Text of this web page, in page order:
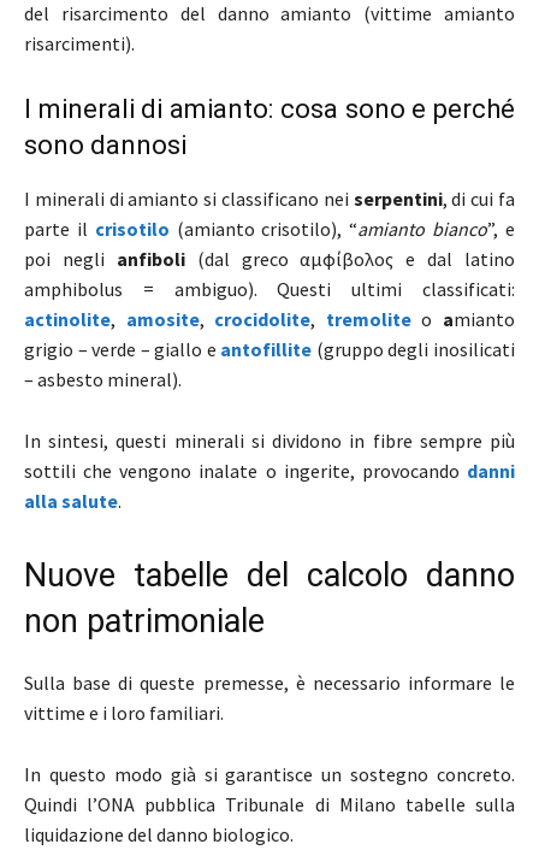
del risarcimento del danno amianto (vittime amianto
risarcimenti).
I minerali di amianto: cosa sono e perché
sono dannosi
I minerali di amianto si classificano nei serpentini, di cui fa
parte il crisotilo (amianto crisotilo), “amianto bianco”, e
poi negli anfiboli(dal greco αμφίβολος e dal latino
amphibolus = ambiguo). Questi ultimi classificati:
actinolite, amosite, crocidolite, tremolite o amianto
grigio – verde – giallo e antofillite (gruppo degli inosilicati
– asbesto mineral).
In sintesi, questi minerali si dividono in fibre sempre più
sottili che vengono inalate o ingerite, provocando danni
alla salute.
Nuove tabelle del calcolo danno
non patrimoniale
Sulla base di queste premesse, è necessario informare le
vittime e i loro familiari.
In questo modo già si garantisce un sostegno concreto.
Quindi l’ONA pubblica Tribunale di Milano tabelle sulla
liquidazione del danno biologico.